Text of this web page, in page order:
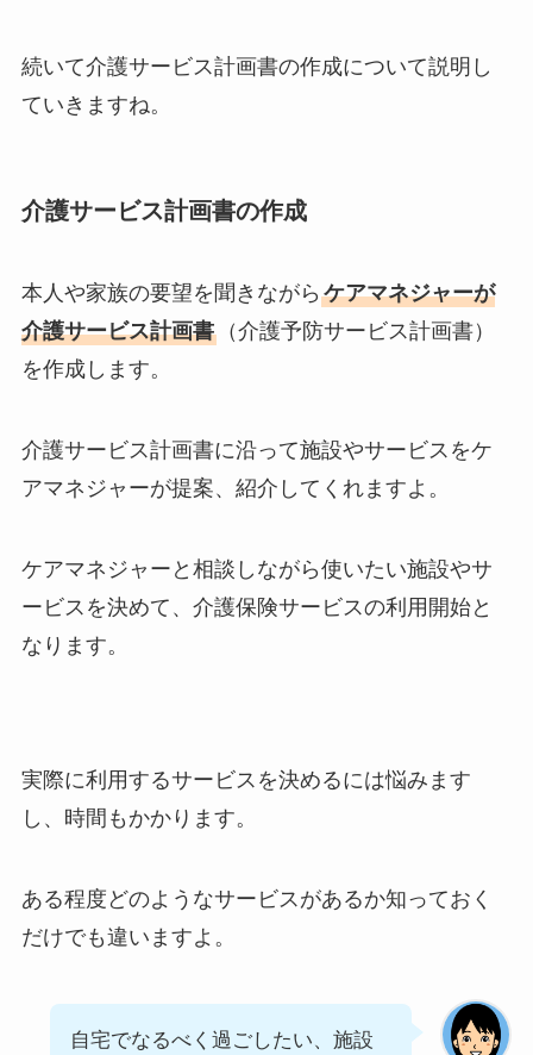
続いて介護サービス計画書の作成について説明し
ていきますね。
介護サービス計画書の作成
本人や家族の要望を聞きながら ケアマネジャーが
介護サービス計画書（介護予防サービス計画書）
を作成します。
介護サービス計画書に沿って施設やサービスをケ
アマネジャーが提案、紹介してくれますよ。
ケアマネジャーと相談しながら使いたい施設やサ
ービスを決めて、介護保険サービスの利用開始と
なります。
実際に利用するサービスを決めるには悩みます
し、時間もかかります。
ある程度どのようなサービスがあるか知っておく
だけでも違いますよ。
自宅でなるべく過ごしたい、施設